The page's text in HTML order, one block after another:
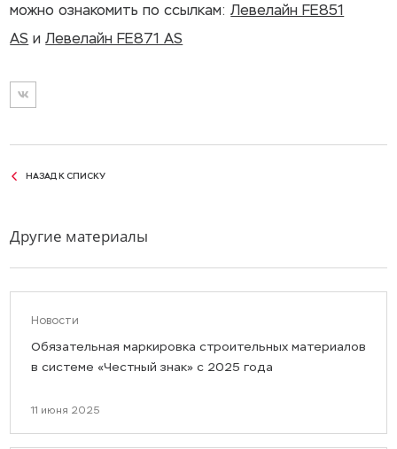
можно ознакомить по ссылкам:Левелайн FE851
AS иЛевелайн FE871 AS
НАЗАД К СПИСКУ
Другие материалы
Новости
Обязательная маркировка строительных материалов
в системе «Честный знак» с 2025 года
11 июня 2025